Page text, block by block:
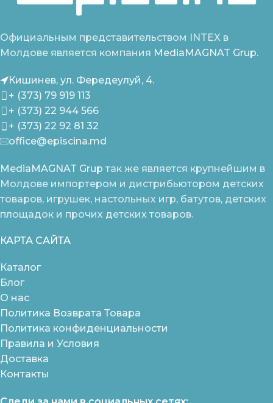
Официальным представительством INTEX в
Молдове является компания MediaMAGNAT Grup.
Кишинев, ул. Фередеулуй, 4.
+ (373) 79 919 113
+ (373) 22 944 566
+ (373) 22 92 81 32
office@episcina.md
MediaMAGNAT Grup так же является крупнейшим в
Молдове импортером и дистрибьютором детских
товаров, игрушек, настольных игр, батутов, детских
площадок и прочих детских товаров.
КАРТА САЙТА
Каталог
Блог
О нас
Политика Возврата Товара
Политика конфиденциальности
Правила и Условия
Доставка
Контакты